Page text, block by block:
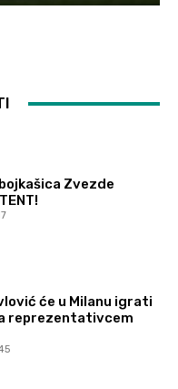
Zvezde
će u Milanu igrati
reprezentativcem